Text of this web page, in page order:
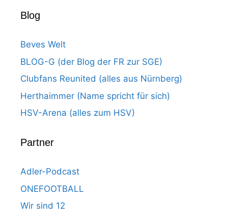
Blog
Beves Welt
BLOG-G (der Blog der FR zur SGE)
Clubfans Reunited (alles aus Nürnberg)
Herthaimmer (Name spricht für sich)
HSV-Arena (alles zum HSV)
Partner
Adler-Podcast
ONEFOOTBALL
Wir sind 12